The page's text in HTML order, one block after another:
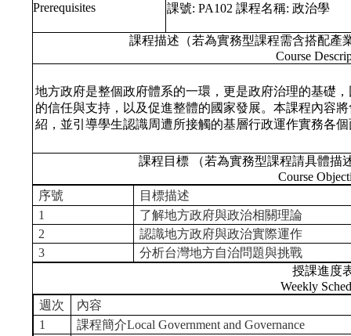
Prerequisites
課號: PA102 課程名稱: 政治學
課程描述（若為實務型課程需含搭配產
Course
地方政府是整個政府體系的一環，更是政府治理的基礎
的信任與支持，以及促進整體的國家發展。本課程內容
紹，並引導學生認識周遭所接觸的基層行政運作實務各
課程目標 （若為實務型課程請具體描
Course
序號
目標描述
1
了解地方政府與政治相關理論
2
認識地方政府與政治實際運作
3
分析台灣地方自治問題與挑戰
授課進度
Weekly
週次
內容
1
課程簡介Local Government and Governance